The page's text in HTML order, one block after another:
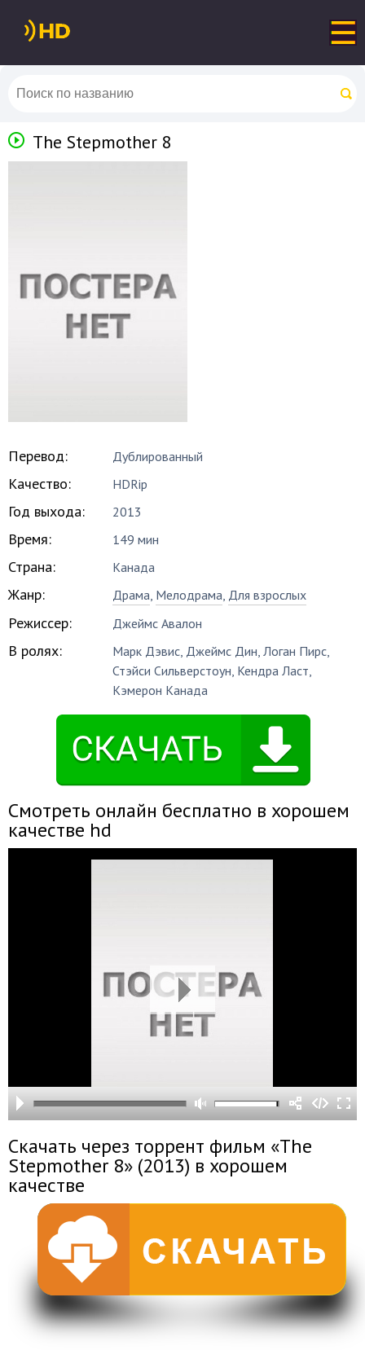
The Stepmother 8
Перевод: Дублированный
Качество: HDRip
Год выхода: 2013
Время: 149 мин
Страна: Канада
Жанр: Драма, Мелодрама, Для взрослых
Режиссер: Джеймс Авалон
В ролях: Марк Дэвис, Джеймс Дин,Логан Пирс,
Стэйси Сильверстоун, Кендра Ласт,
Кэмерон Канада
Смотреть онлайн бесплатно в хорошем
качестве hd
Скачать через торрент фильм «The
Stepmother 8» (2013) в хорошем
качестве